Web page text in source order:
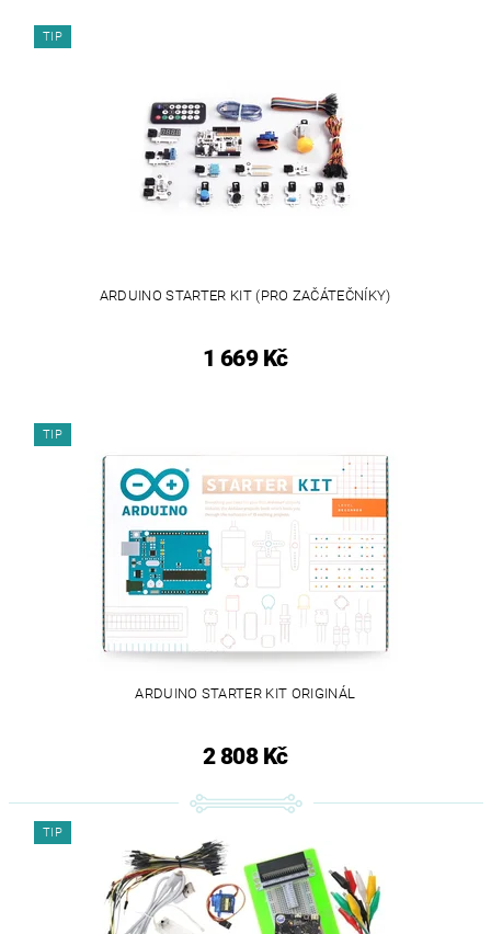
TIP
ARDUINO STARTER KIT (PRO ZAČÁTEČNÍKY)
1 669 Kč
TIP
ARDUINO STARTER KIT ORIGINÁL
2 808 Kč
TIP